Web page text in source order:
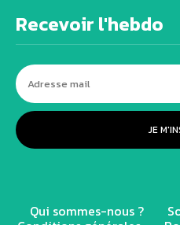
Recevoir l'hebdo
JE
Qui sommes-nous ?